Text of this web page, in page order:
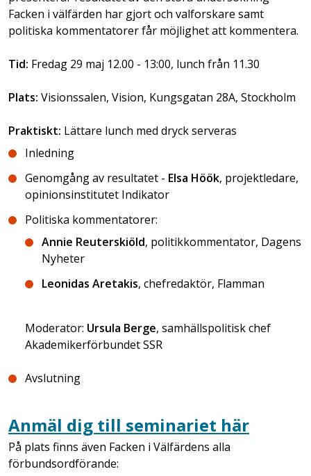
Facken i välfärden har gjort och valforskare samt
politiska kommentatorer får möjlighet att kommentera.
Tid: Fredag 29 maj 12.00 - 13:00, lunch från 11.30
Plats: Visionssalen, Vision, Kungsgatan 28A, Stockholm
Praktiskt: Lättare lunch med dryck serveras
Inledning
Genomgång av resultatet - Elsa Höök, projektledare,
opinionsinstitutet Indikator
Politiska kommentatorer:
Annie Reuterskiöld, politikkommentator, Dagens
Nyheter
Leonidas Aretakis, chefredaktör, Flamman
Moderator: Ursula Berge, samhällspolitisk chef
Akademikerförbundet SSR
Avslutning
Anmäl dig till seminariet här
På plats finns även Facken i Välfärdens alla
förbundsordförande: